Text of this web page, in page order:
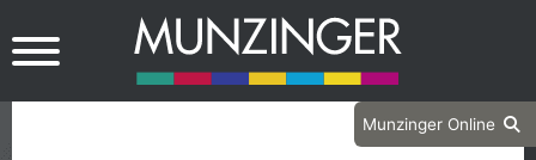
Munzinger Online